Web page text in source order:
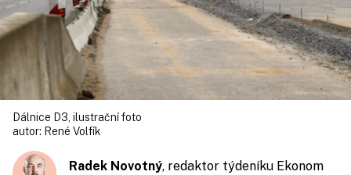
Dálnice D3, ilustrační foto
autor: René Volfík
Radek Novotný, redaktor týdeníku Ekonom